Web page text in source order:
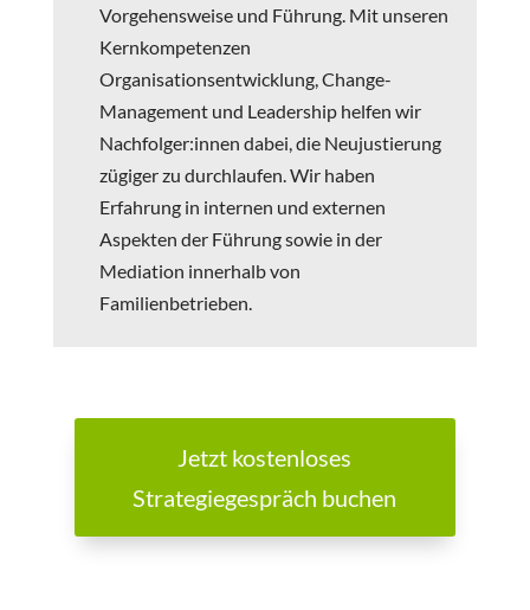
Vorgehensweise und Führung. Mit unseren
Kernkompetenzen
Organisationsentwicklung, Change-
Management und Leadership helfen wir
Nachfolger:innen dabei, die Neujustierung
zügiger zu durchlaufen. Wir haben
Erfahrung in internen und externen
Aspekten der Führung sowie in der
Mediation innerhalb von
Familienbetrieben.
Jetzt kostenloses
Strategiegespräch buchen